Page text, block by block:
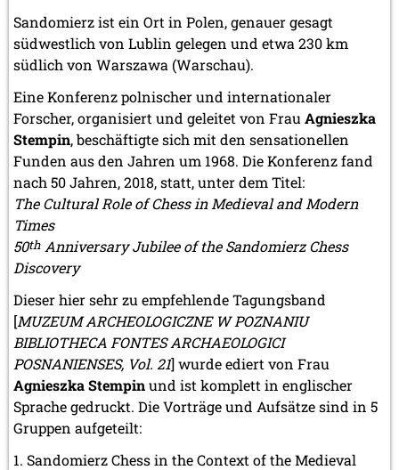
Sandomierz ist ein Ort in Polen, genauer gesagt
südwestlich von Lublin gelegen und etwa 230 km
südlich von Warszawa (Warschau).
Eine Konferenz polnischer und internationaler
Forscher, organisiert und geleitet von Frau Agnieszka
Stempin, beschäftigte sich mit den sensationellen
Funden aus den Jahren um 1968. Die Konferenz fand
nach 50 Jahren, 2018, statt, unter dem Titel:
The Cultural Role of Chess in Medieval and Modern
Times
50th Anniversary Jubilee of the Sandomierz Chess
Discovery
Dieser hier sehr zu empfehlende Tagungsband
[MUZEUM ARCHEOLOGICZNE W POZNANIU
BIBLIOTHECA FONTES ARCHAEOLOGICI
POSNANIENSES, Vol. 21] wurde ediert von Frau
Agnieszka Stempinund ist komplett in englischer
Sprache gedruckt. Die Vorträge und Aufsätze sind in 5
Gruppen aufgeteilt:
Sandomierz Chess in the Context of the Medieval